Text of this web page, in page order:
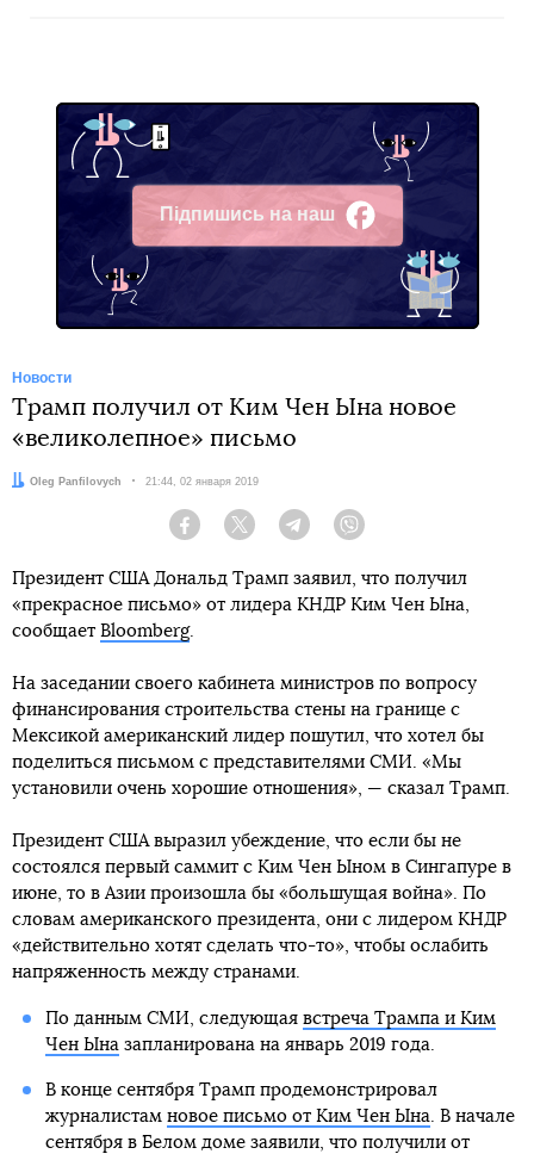
Підпишись на наш
Facebook
Новости
Трамп получил от Ким Чен Ына новое
«великолепное» письмо
Автор:
Oleg Panfilovych Дата:
21:44, 02 января 2019
Facebook Twitter Telegram
Президент США Дональд Трамп заявил, что получил
«прекрасное письмо» от лидера КНДР Ким Чен Ына,
сообщает Bloomberg.
На заседании своего кабинета министров по вопросу
финансирования строительства стены на границе с
Мексикой американский лидер пошутил, что хотел бы
поделиться письмом с представителями СМИ. «Мы
установили очень хорошие отношения», — сказал Трамп.
Президент США выразил убеждение, что если бы не
состоялся первый саммит с Ким Чен Ыном в Сингапуре в
июне, то в Азии произошла бы «большущая война». По
словам американского президента, они с лидером КНДР
«действительно хотят сделать что-то», чтобы ослабить
напряженность между странами.
По данным СМИ, следующая встреча Трампа и Ким
Чен Ына запланирована на январь 2019 года.
В конце сентября Трамп продемонстрировал
журналистам новое письмо от Ким Чен Ына . В начале
сентября в Белом доме заявили, что получили от